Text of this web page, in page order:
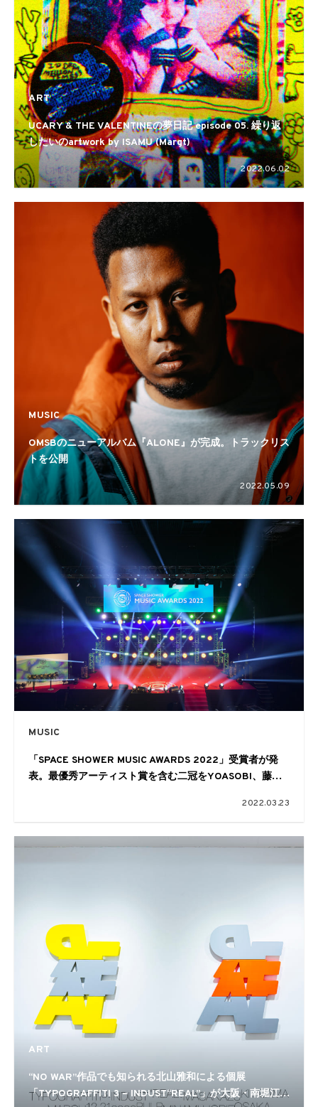
ART
UCARY & THE VALENTINEの夢日記 episode 05. 繰り返
したいのartwork by ISAMU (Margt)
2022.06.02
MUSIC
OMSBのニューアルバム『ALONE』が完成。トラックリス
トを公開
2022.05.09
MUSIC
「SPACE SHOWER MUSIC AWARDS 2022」受賞者が発
表。最優秀アーティスト賞を含む二冠をYOASOBI、藤井
2022.03.23
ART
“NO WAR”作品でも知られる北山雅和による個展
「TYPOGRAFFITI 3 – INDUST“REAL”」が大阪・南堀江